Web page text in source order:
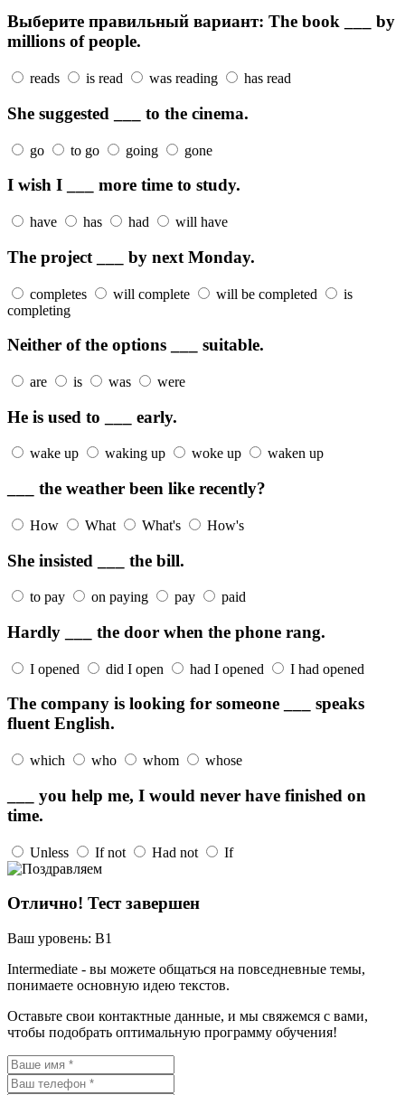
Выберите правильный вариант: The book ___ by
millions of people.
reads is read was reading has read
She suggested ___ to the cinema.
go to go going gone
I wish I ___ more time to study.
have has had will have
The project ___ by next Monday.
completes will complete will be completed
is
completing
Neither of the options ___ suitable.
are is was were
He is used to ___ early.
wake up waking up woke up waken up
___ the weather been like recently?
How What What's How's
She insisted ___ the bill.
to pay on paying pay paid
Hardly ___ the door when the phone rang.
I opened did I open had I opened I had opened
The company is looking for someone ___ speaks
fluent English.
which who whom whose
___ you help me, I would never have finished on
time.
Unless If not Had not If
Отлично! Тест завершен
Ваш уровень: B1
Intermediate - вы можете общаться на повседневные темы,
понимаете основную идею текстов.
Оставьте свои контактные данные, и мы свяжемся с вами,
чтобы подобрать оптимальную программу обучения!